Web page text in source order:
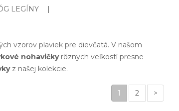
LEGÍNY
|
vzorov plaviek pre dievčatá. V našom
nohavičkyrôznych veľkostí presne
z našej kolekcie.
1 2 >